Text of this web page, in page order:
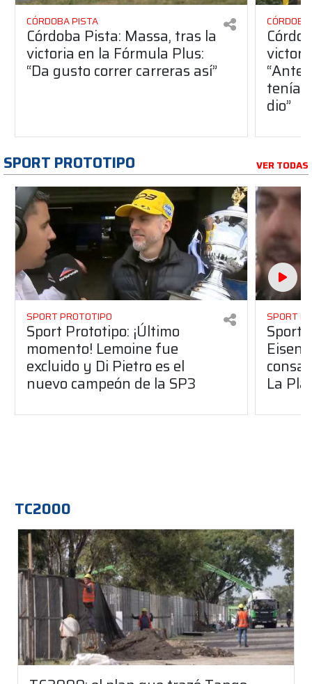
CÓRDOBA PISTA
Córdoba Pista: Massa, tras la
victoria en la Fórmula Plus:
“Da gusto correr carreras así”
dio”
SPORT PROTOTIPO VER TODAS
SPORT PROTOTIPO
Sport Prototipo: ¡Último
momento! Lemoine fue
excluido y Di Pietro es el
nuevo campeón de la SP3
SPORT
Sport
La
TC2000